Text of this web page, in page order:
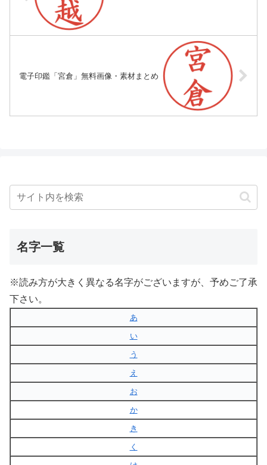
電子印鑑「宮倉」無料画像・素材まとめ
名字一覧
※読み方が大きく異なる名字がございますが、予めご了承
下さい。
あ
い
う
え
お
か
き
く